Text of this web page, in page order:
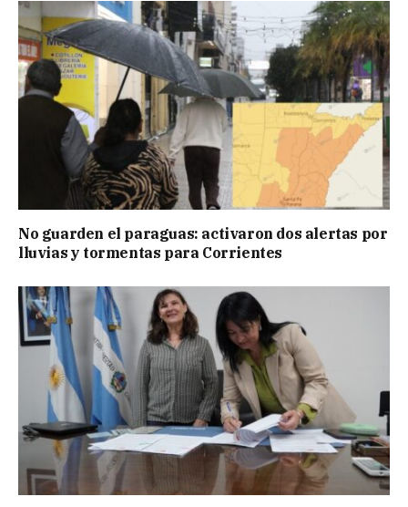
No guarden el paraguas: activaron dos alertas por
lluvias y tormentas para Corrientes